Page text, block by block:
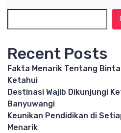
Recent Posts
Fakta Menarik Tentang
Ketahui
Destinasi Wajib Dikunjungi
Banyuwangi
Keunikan Pendidikan di
Menarik